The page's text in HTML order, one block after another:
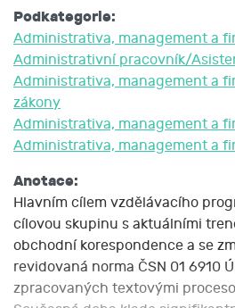
Podkategorie:
Administrativa, management a
Administrativní pracovník/
Administrativa, management a
zákony
Administrativa, management a
Administrativa, management a
Anotace:
Hlavním cílem vzdělávacího
cílovou skupinu s aktuálními
obchodní korespondence a se
revidovaná norma ČSN 01 6910
zpracovaných textovými